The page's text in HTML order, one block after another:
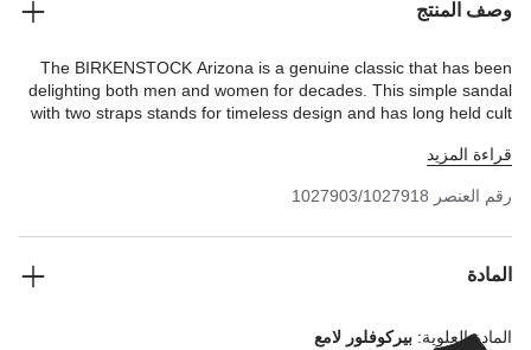
وصف المنتج
The BIRKENSTOCK Arizona is a genuine classic that has been
delighting both men and women for decades. This simple sandal
with two straps stands for timeless design and has long held cult
skin-friendly, hard-wearing synthetic material Birko-Flor® with a
قراءة المزيد
رقم العنصر 1027903/1027918
المادة
المادة العلوية: بيركوفلور لامع